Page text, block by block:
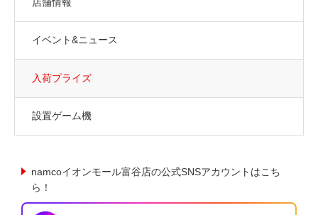
イベント&ニュース
入荷プライズ
設置ゲーム機
namcoイオンモール富谷店の公式SNSアカウントはこち
ら！